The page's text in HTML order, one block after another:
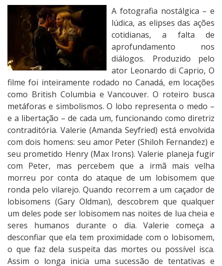
A fotografia nostálgica – e
lúdica, as elipses das ações
cotidianas, a falta de
aprofundamento nos
diálogos. Produzido pelo
ator Leonardo di Caprio, O
filme foi inteiramente rodado no Canadá, em locações
como British Columbia e Vancouver. O roteiro busca
metáforas e simbolismos. O lobo representa o medo –
e a libertação – de cada um, funcionando como diretriz
contraditória. Valerie (Amanda Seyfried) está envolvida
com dois homens: seu amor Peter (Shiloh Fernandez) e
seu prometido Henry (Max Irons). Valerie planeja fugir
com Peter, mas percebem que a irmã mais velha
morreu por conta do ataque de um lobisomem que
ronda pelo vilarejo. Quando recorrem a um caçador de
lobisomens (Gary Oldman), descobrem que qualquer
um deles pode ser lobisomem nas noites de lua cheia e
seres humanos durante o dia. Valerie começa a
desconfiar que ela tem proximidade com o lobisomem,
o que faz dela suspeita das mortes ou possível isca.
Assim o longa inicia uma sucessão de tentativas e